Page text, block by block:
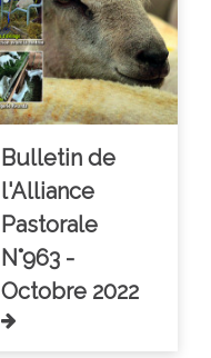
Bulletin de
l'Alliance
Pastorale
N°963 -
Octobre 2022